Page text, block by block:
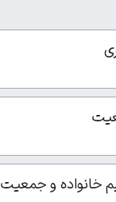
خانواده و جمعیت